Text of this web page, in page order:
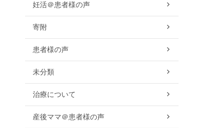
妊活＠患者様の声
寄附
患者様の声
未分類
治療について
産後ママ＠患者様の声